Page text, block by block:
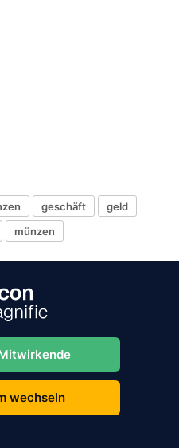
geschäft
geld
münzen
wechseln